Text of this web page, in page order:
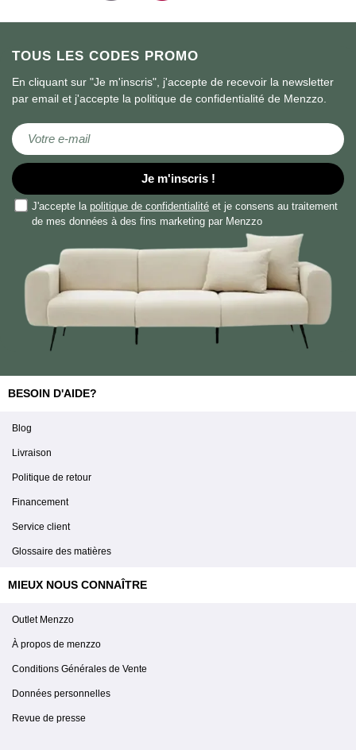
TOUS LES CODES PROMO
En cliquant sur "Je m'inscris", j'accepte de recevoir la newsletter
par email et j'accepte la politique de confidentialité de Menzzo.
Inscription à notre lettre d’information :
Je m'inscris !
J'accepte la politique de confidentialité et je consens au traitement
de mes données à des fins marketing par Menzzo
BESOIN D'AIDE?
Blog
Livraison
Politique de retour
Financement
Service client
Glossaire des matières
MIEUX NOUS CONNAÎTRE
Outlet Menzzo
À propos de menzzo
Conditions Générales de Vente
Données personnelles
Revue de presse